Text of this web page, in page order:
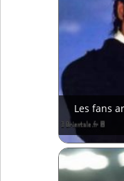
Les fans